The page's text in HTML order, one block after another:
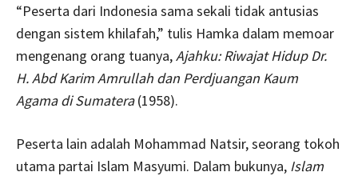
“Peserta dari Indonesia sama sekali tidak antusias
dengan sistem khilafah,” tulis Hamka dalam memoar
mengenang orang tuanya,Ajahku: Riwajat Hidup Dr.
H. Abd Karim Amrullah dan Perdjuangan Kaum
Agama di Sumatera(1958).
Peserta lain adalah Mohammad Natsir, seorang tokoh
utama partai Islam Masyumi. Dalam bukunya, Islam